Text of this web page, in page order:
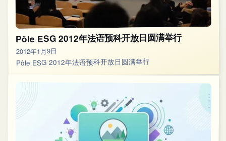
Pôle ESG 2012年法语预科开放日圆满举行
2012年1月9日
Pôle ESG 2012年法语预科开放日圆满举行